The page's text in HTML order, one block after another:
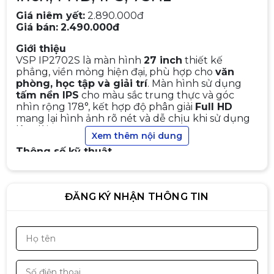
Giá niêm yết: 2.890.000đ
Giá bán: 2.490.000đ
Giới thiệu
VSP IP2702S là màn hình 27 inch thiết kế
phẳng, viền mỏng hiện đại, phù hợp cho văn
phòng, học tập và giải trí. Màn hình sử dụng
tấm nền IPS cho màu sắc trung thực và góc
nhìn rộng 178°, kết hợp độ phân giải Full HD
mang lại hình ảnh rõ nét và dễ chịu khi sử dụng
lâu dài.
Thông số kỹ thuật
Kích thước: 27 inch
Độ phân giải: Full HD (1920 × 1080)
Tần số quét: 75Hz
Thời gian phản hồi: 5ms
Xem thêm nội dung
ĐĂNG KÝ NHẬN THÔNG TIN
Màn hình Infinity Flash 25 – 25
inch FHD IPS | 180Hz | 1ms | AMD
Freesync | Gaming Monitor
-15%
Màn hình Gaming MSI MAG
3.890.000đ 4.990.000đ